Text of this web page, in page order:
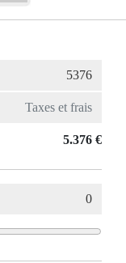
5.376 €